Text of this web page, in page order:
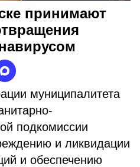
принимают
муниципалитета
подкомиссии
и ликвидации
и обеспечению